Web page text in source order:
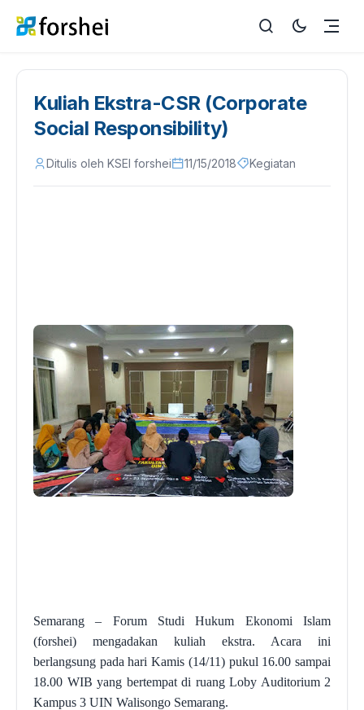
Kuliah Ekstra-CSR (Corporate
Social Responsibility)
Ditulis oleh KSEI forshei 11/15/2018 Kegiatan
Semarang – Forum Studi Hukum Ekonomi Islam
(forshei) mengadakan kuliah ekstra. Acara ini
berlangsung pada hari Kamis (14/11) pukul 16.00 sampai
18.00 WIB yang bertempat di ruang Loby Auditorium 2
Kampus 3 UIN Walisongo Semarang.